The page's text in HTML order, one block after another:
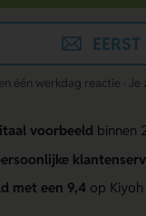
één werkdag reactie ·
voorbeeldbinnen
met een 9,4op Kiyoh